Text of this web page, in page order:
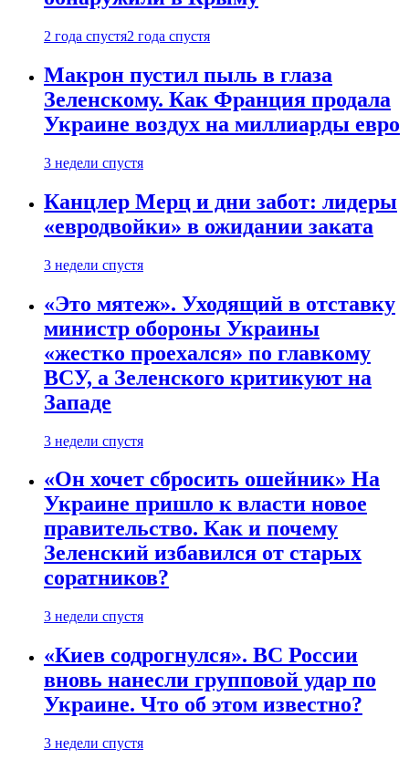
2 года спустя2 года спустя
Макрон пустил пыль в глаза
Зеленскому. Как Франция продала
Украине воздух на миллиарды евро
3 недели спустя
Канцлер Мерц и дни забот: лидеры
«евродвойки» в ожидании заката
3 недели спустя
«Это мятеж». Уходящий в отставку
министр обороны Украины
«жестко проехался» по главкому
ВСУ, а Зеленского критикуют на
Западе
3 недели спустя
«Он хочет сбросить ошейник» На
Украине пришло к власти новое
правительство. Как и почему
Зеленский избавился от старых
соратников?
3 недели спустя
«Киев содрогнулся». ВС России
вновь нанесли групповой удар по
Украине. Что об этом известно?
3 недели спустя